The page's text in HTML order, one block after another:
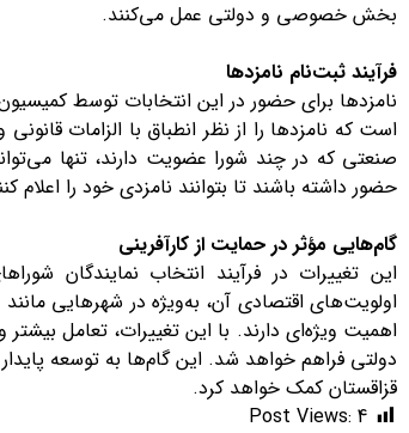
بخش خصوصی و دولتی عمل می‌کنند.
فرآیند ثبت‌نام نامزدها
نامزدها برای حضور در این انتخابات توسط
است که نامزدها را از نظر انطباق با الزامات
صنعتی که در چند شورا عضویت دارند، تنها
حضور داشته باشند تا بتوانند نامزدی خود را اعلام
گام‌هایی مؤثر در حمایت از کارآفرینی
این تغییرات در فرآیند انتخاب نمایندگان
اولویت‌های اقتصادی آن، به‌ویژه در شهرهایی
اهمیت ویژه‌ای دارند. با این تغییرات، تعامل
دولتی فراهم خواهد شد. این گام‌ها به توسعه
قزاقستان کمک خواهد کرد.
Post Views: 4